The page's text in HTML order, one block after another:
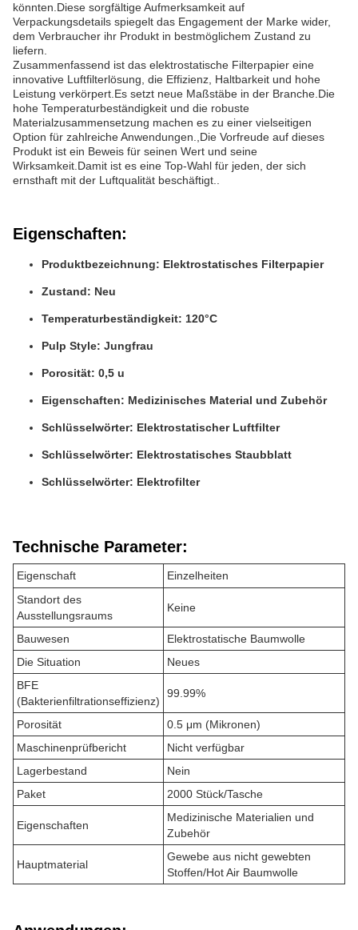
könnten.Diese sorgfältige Aufmerksamkeit auf
Verpackungsdetails spiegelt das Engagement der Marke wider,
dem Verbraucher ihr Produkt in bestmöglichem Zustand zu
liefern.
Zusammenfassend ist das elektrostatische Filterpapier eine
innovative Luftfilterlösung, die Effizienz, Haltbarkeit und hohe
Leistung verkörpert.Es setzt neue Maßstäbe in der Branche.Die
hohe Temperaturbeständigkeit und die robuste
Materialzusammensetzung machen es zu einer vielseitigen
Option für zahlreiche Anwendungen.,Die Vorfreude auf dieses
Produkt ist ein Beweis für seinen Wert und seine
Wirksamkeit.Damit ist es eine Top-Wahl für jeden, der sich
ernsthaft mit der Luftqualität beschäftigt..
Eigenschaften:
Produktbezeichnung: Elektrostatisches Filterpapier
Zustand: Neu
Temperaturbeständigkeit: 120°C
Pulp Style: Jungfrau
Porosität: 0,5 u
Eigenschaften: Medizinisches Material und Zubehör
Schlüsselwörter: Elektrostatischer Luftfilter
Schlüsselwörter: Elektrostatisches Staubblatt
Schlüsselwörter: Elektrofilter
Technische Parameter:
Eigenschaft
Einzelheiten
Standort des
Ausstellungsraums
Keine
Bauwesen
Elektrostatische Baumwolle
Die Situation
Neues
BFE
(Bakterienfiltrationseffizienz)
99.99%
Porosität
0.5 μm (Mikronen)
Maschinenprüfbericht
Nicht verfügbar
Lagerbestand
Nein
Paket
2000 Stück/Tasche
Eigenschaften
Medizinische Materialien und
Zubehör
Hauptmaterial
Gewebe aus nicht gewebten
Stoffen/Hot Air Baumwolle